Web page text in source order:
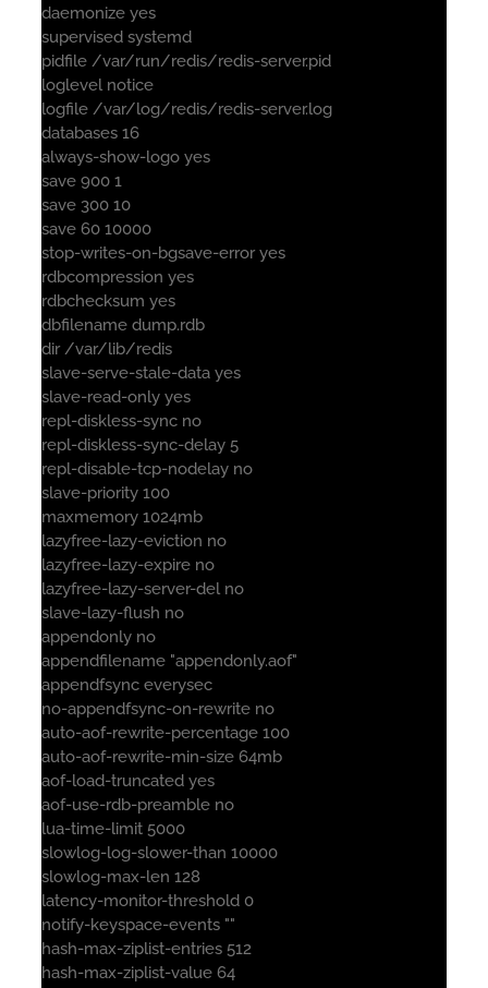
daemonize yes
supervised systemd
pidfile /var/run/redis/redis-server.pid
loglevel notice
logfile /var/log/redis/redis-server.log
databases 16
always-show-logo yes
save 900 1
save 300 10
save 60 10000
stop-writes-on-bgsave-error yes
rdbcompression yes
rdbchecksum yes
dbfilename dump.rdb
dir /var/lib/redis
slave-serve-stale-data yes
slave-read-only yes
repl-diskless-sync no
repl-diskless-sync-delay 5
repl-disable-tcp-nodelay no
slave-priority 100
maxmemory 1024mb
lazyfree-lazy-eviction no
lazyfree-lazy-expire no
lazyfree-lazy-server-del no
slave-lazy-flush no
appendonly no
appendfilename "appendonly.aof"
appendfsync everysec
no-appendfsync-on-rewrite no
auto-aof-rewrite-percentage 100
auto-aof-rewrite-min-size 64mb
aof-load-truncated yes
aof-use-rdb-preamble no
lua-time-limit 5000
slowlog-log-slower-than 10000
slowlog-max-len 128
latency-monitor-threshold 0
notify-keyspace-events ""
hash-max-ziplist-entries 512
hash-max-ziplist-value 64